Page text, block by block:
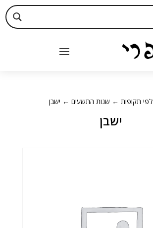
לפי תקופות ← שנות התשעים ← ישבן
ישבן